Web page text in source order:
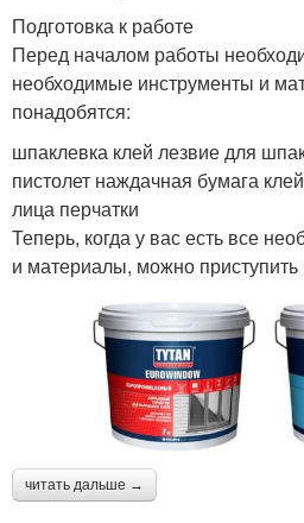
Подготовка к работе
Перед началом работы
необходимые инструменты и
понадобятся:
шпаклевка клей лезвие для
пистолет наждачная бумага
лица перчатки
Теперь, когда у вас есть все
и материалы, можно приступить
читать дальше →